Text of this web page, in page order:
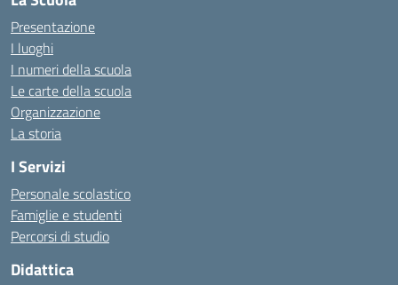
Presentazione
I luoghi
I numeri della scuola
Le carte della scuola
Organizzazione
La storia
I Servizi
Personale scolastico
Famiglie e studenti
Percorsi di studio
Didattica